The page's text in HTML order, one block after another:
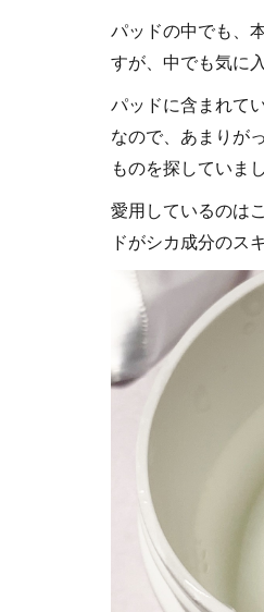
パッドの中でも、
すが、中でも気に
パッドに含まれて
なので、あまりが
ものを探していまし
愛用しているのは
ドがシカ成分のス